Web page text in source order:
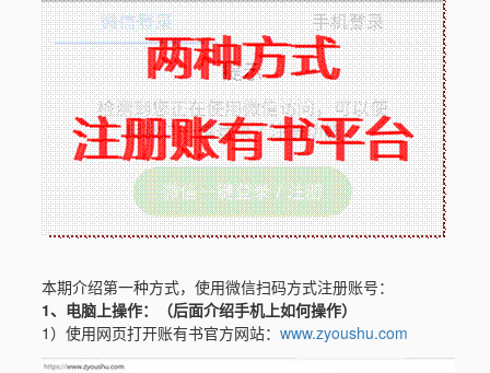
本期介绍第一种方式，使用微信扫码方式注册账号：
1、电脑上操作：（后面介绍手机上如何操作）
1）使用网页打开账有书官方网站： www.zyoushu.com